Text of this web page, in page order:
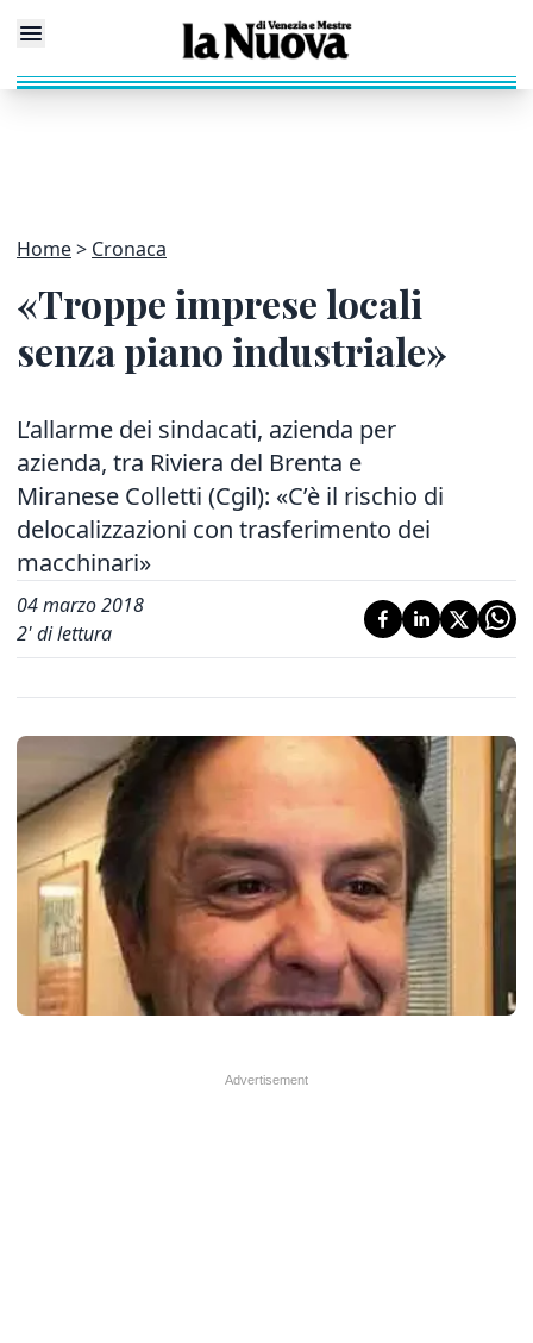
Home Cronaca
«Troppe imprese locali
senza piano industriale»
L’allarme dei sindacati, azienda per
azienda, tra Riviera del Brenta e
Miranese Colletti (Cgil): «C’è il rischio di
delocalizzazioni con trasferimento dei
macchinari»
04 marzo 2018
2' di lettura